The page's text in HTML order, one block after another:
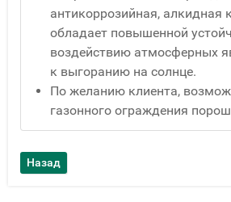
антикоррозийная, алкидная
обладает повышенной
воздействию атмосферных
к выгоранию на солнце.
По желанию клиента,
газонного ограждения